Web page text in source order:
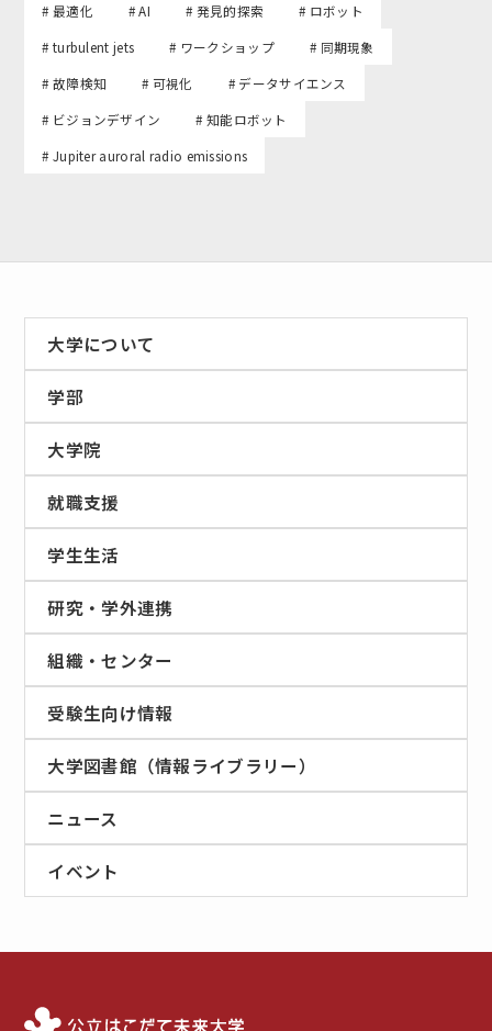
# 最適化
# AI # 発見的探索
# ロボット
# turbulent jets
# ワークショップ
# 同期現象
# 故障検知
# 可視化
# データサイエンス
# ビジョンデザイン
# 知能ロボット
# Jupiter auroral radio emissions
大学について
学部
大学院
就職支援
学生生活
研究・学外連携
組織・センター
受験生向け情報
大学図書館（情報ライブラリー）
ニュース
イベント